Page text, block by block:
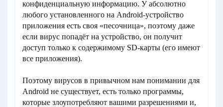
конфиденциальную информацию. У абсолютно
любого установленного на Android-устройство
приложения есть своя «песочница», поэтому даже
если вирус попадёт на устройство, он получит
доступ только к содержимому SD-карты (его имеют
все приложения).
Поэтому вирусов в привычном нам понимании для
Android не существует, есть только программы,
которые злоупотребляют вашими разрешениями и,